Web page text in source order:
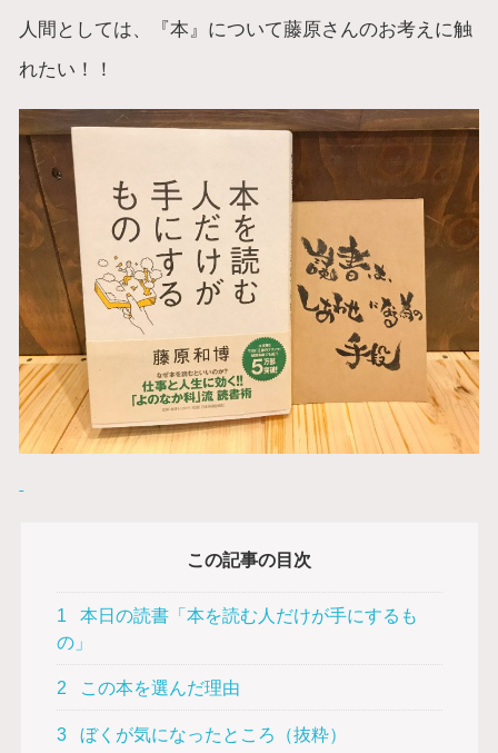
人間としては、『本』について藤原さんのお考えに触
れたい！！
この記事の目次
1
本日の読書「本を読む人だけが手にするも
の」
2 この本を選んだ理由
3 ぼくが気になったところ（抜粋）